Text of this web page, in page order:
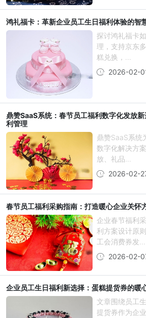
鸿礼福卡：革新企业员工生日福利体验的智
探讨鸿礼福卡
理，支持京东
糕兑换，...
2026-02-
鼎赞SaaS系统：春节员工福利数字化发放
利管理
鼎赞SaaS系统
数字化解决方
放、礼品...
2026-02-
春节员工福利采购指南：打造暖心企业关怀
企业春节福利
利方案设计原
工会消费券发...
2026-02-
企业员工生日福利新选择：蛋糕提货券的暖
文章围绕员工
提货券作为企